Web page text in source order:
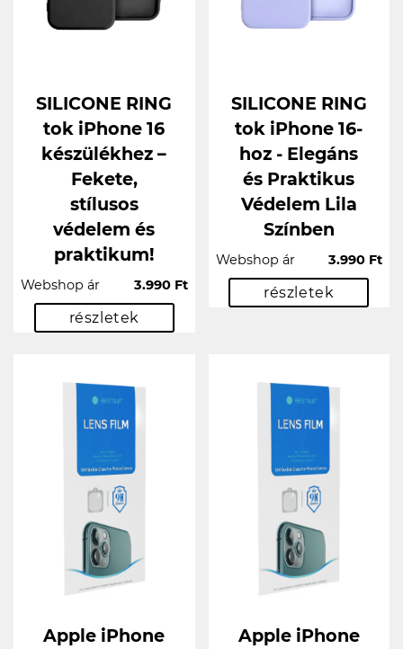
SILICONE RING
tok iPhone 16
készülékhez –
Fekete,
stílusos
védelem és
praktikum!
Webshop ár 3.990 Ft
részletek
SILICONE RING
tok iPhone 16-
hoz - Elegáns
és Praktikus
Védelem Lila
Színben
Webshop ár 3.990 Ft
részletek
Apple iPhone
Apple iPhone